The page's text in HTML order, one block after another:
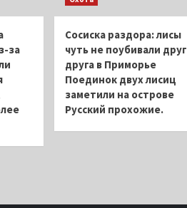
за
Сосиска раздора: лисы
чуть не поубивали друг
друга в Приморье
Поединок двух лисиц
заметили на острове
Русский прохожие.